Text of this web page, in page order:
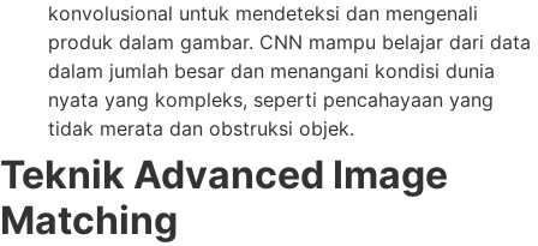
konvolusional untuk mendeteksi dan mengenali
produk dalam gambar. CNN mampu belajar dari data
dalam jumlah besar dan menangani kondisi dunia
nyata yang kompleks, seperti pencahayaan yang
tidak merata dan obstruksi objek.
Teknik Advanced Image
Matching